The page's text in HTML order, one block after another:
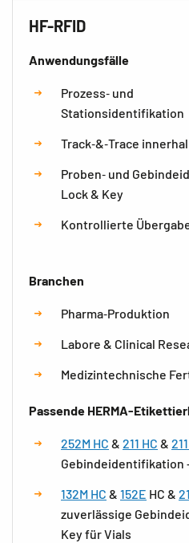
HF-RFID
Anwendungsfälle
Prozess‑ und
Stationsidentifikation
Track‑&‑Trace
Proben‑ und
Lock & Key
Kontrollierte
Branchen
Pharma‑Produktion
Labore & Clinical
Medizintechnische
Passende HERMA-
252M HC & 211 HC &
Gebindeidentifikation
132M HC & 152E HC &
zuverlässige
Key für Vials